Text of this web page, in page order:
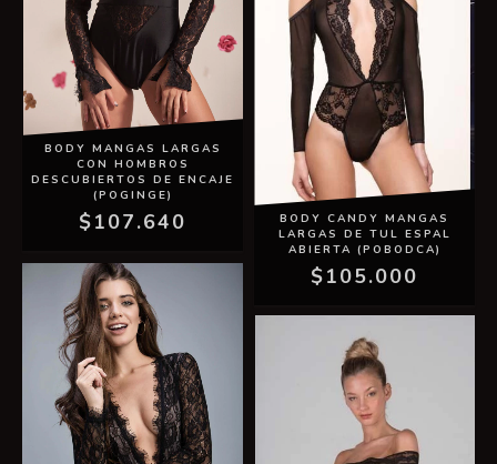
BODY MANGAS LARGAS
CON HOMBROS
DESCUBIERTOS DE ENCAJE
(POGINGE)
$107.640
BODY CANDY MANGAS
LARGAS DE TUL ESPAL
ABIERTA (POBODCA)
$105.000